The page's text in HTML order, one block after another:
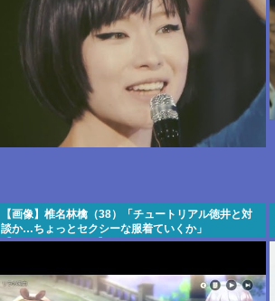
【画像】椎名林檎（38）「チュートリアル徳井と対
談か…ちょっとセクシーな服着ていくか」
【Pickup05154359】